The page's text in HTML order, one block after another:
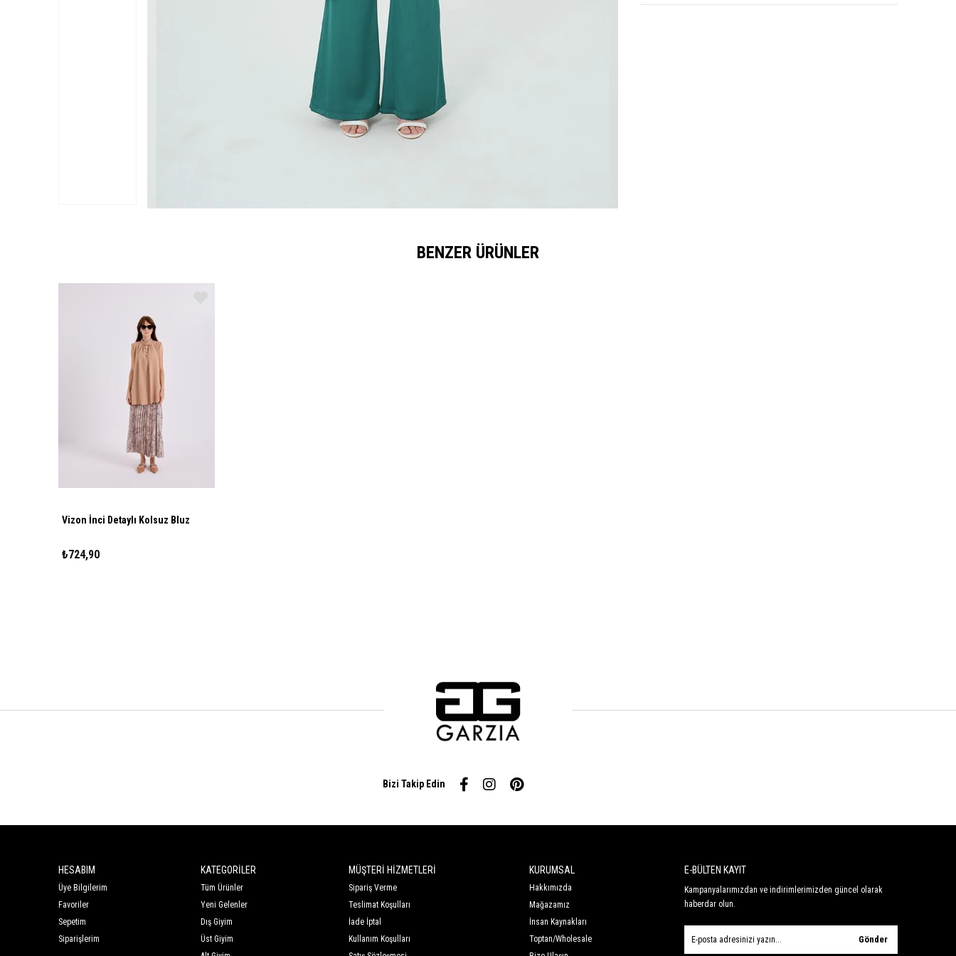
BENZER ÜRÜNLER
Vizon İnci Detaylı Kolsuz Bluz
₺724,90
Bizi Takip Edin
HESABIM
Üye Bilgilerim
Favoriler
Sepetim
Siparişlerim
KATEGORİLER
Tüm Ürünler
Yeni Gelenler
Dış Giyim
Üst Giyim
MÜŞTERİ HİZMETLERİ
Sipariş Verme
Teslimat Koşulları
İade İptal
Kullanım Koşulları
KURUMSAL
Hakkımızda
Mağazamız
İnsan Kaynakları
Toptan/Wholesale
E-BÜLTEN KAYIT
Kampanyalarımızdan ve indirimlerimizden güncel olarak
haberdar olun.
Gönder